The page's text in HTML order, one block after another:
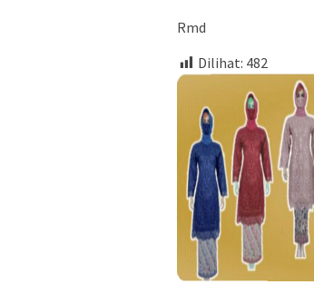
Rmd
Dilihat: 482